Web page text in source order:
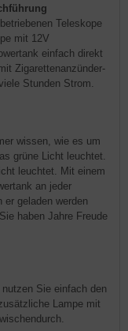
Teleskope
mit 12V
einfach direkt
Zigarettenanzünder-
Stunden Strom.
wissen, wie es um
grüne Licht leuchtet.
leuchtet. Mit einem
an jeder
geladen werden
haben Jahre Freude
Sie einfach den
Lampe mit